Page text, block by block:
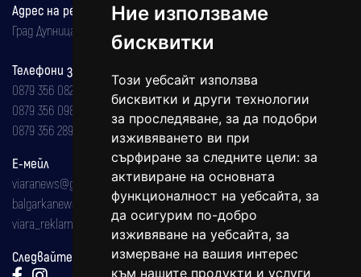
Ние използваме
бисквитки
Този уебсайт използва
бисквитки и други технологии
за проследяване, за да подобри
изживяването ви при
сърфиране за следните цели: за
активиране на основната
функционалност на уебсайта, за
да осигурим по-добро
изживяване на уебсайта, за
измерване на вашия интерес
към нашите продукти и услуги
Адрес на редакцията
Град Дупница, ул.''Христо Ботев" 43
Телефони за реклама и абонаменти
0879 356 082
0879 356 098
0879 356 289
Е-мейл
viaranews@gmail.com
balgarkanews@gmail.com
viara_reklama@mail.bg
Следвайте ни: